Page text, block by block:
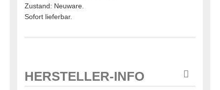
Zustand: Neuware.
Sofort lieferbar.
HERSTELLER-INFO